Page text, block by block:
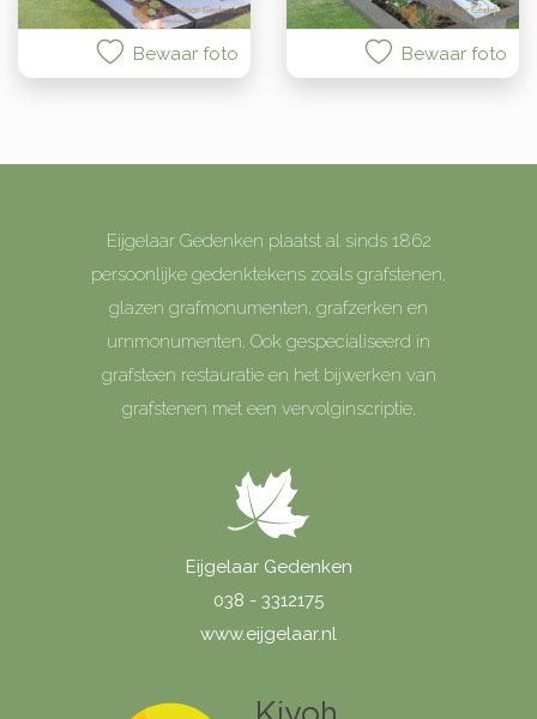
Bewaar foto Bewaar foto
Eijgelaar Gedenken plaatst al sinds 1862
persoonlijke gedenktekens zoals grafstenen,
glazen grafmonumenten, grafzerken en
urnmonumenten. Ook gespecialiseerd in
grafsteen restauratie en het bijwerken van
grafstenen met een vervolginscriptie.
Eijgelaar Gedenken
038 - 3312175
www.eijgelaar.nl